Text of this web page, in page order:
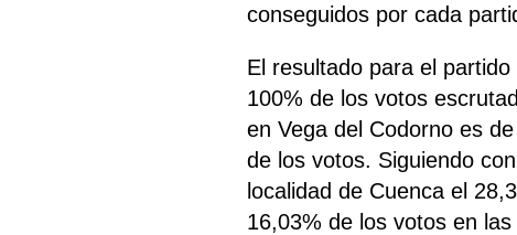
conseguidos por cada
El resultado para el
100% de los votos
en Vega del Codorno es
de los votos. Siguiendo
localidad de Cuenca el
16,03% de los votos en